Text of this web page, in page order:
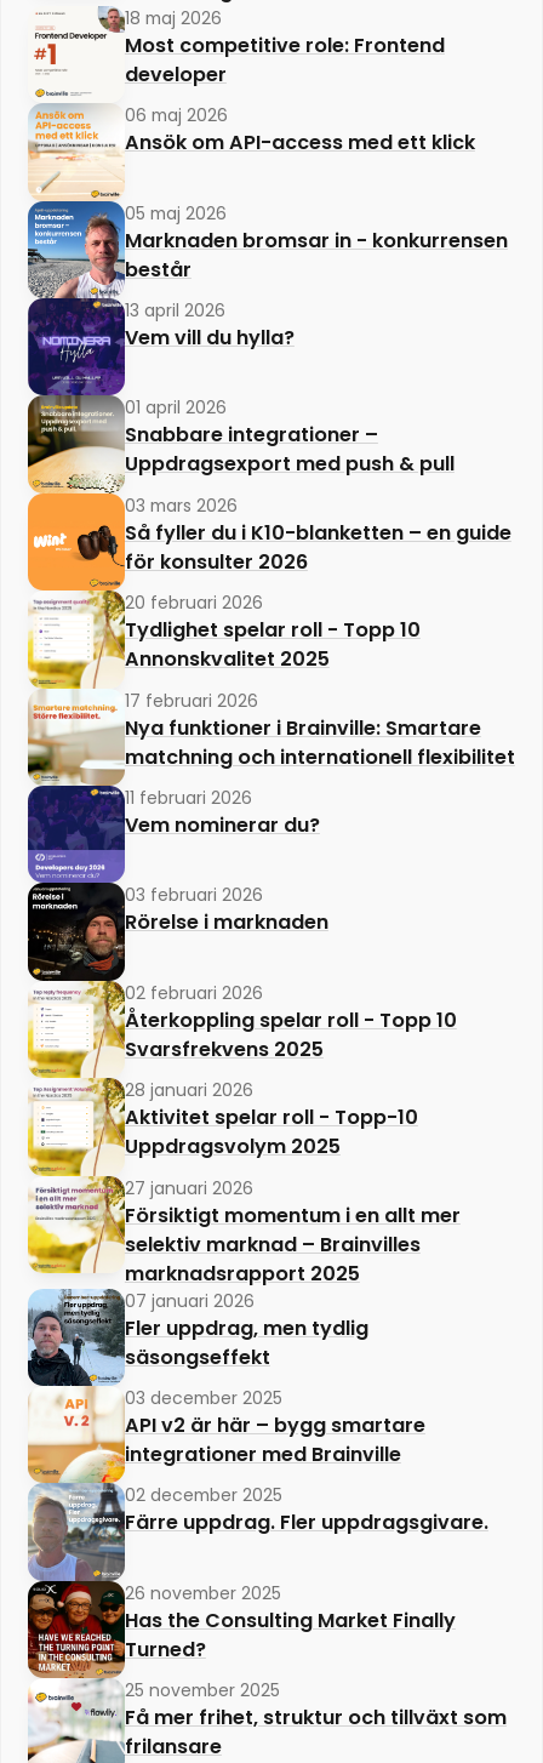
18 maj 2026
Most competitive role: Frontend
developer
06 maj 2026
Ansök om API-access med ett klick
05 maj 2026
Marknaden bromsar in - konkurrensen
består
13 april 2026
Vem vill du hylla?
01 april 2026
Snabbare integrationer –
Uppdragsexport med push & pull
03 mars 2026
Så fyller du i K10-blanketten – en guide
för konsulter 2026
20 februari 2026
Tydlighet spelar roll - Topp 10
Annonskvalitet 2025
17 februari 2026
Nya funktioner i Brainville: Smartare
matchning och internationell flexibilitet
11 februari 2026
Vem nominerar du?
03 februari 2026
Rörelse i marknaden
02 februari 2026
Återkoppling spelar roll - Topp 10
Svarsfrekvens 2025
28 januari 2026
Aktivitet spelar roll - Topp-10
Uppdragsvolym 2025
27 januari 2026
Försiktigt momentum i en allt mer
selektiv marknad – Brainvilles
marknadsrapport 2025
07 januari 2026
Fler uppdrag, men tydlig
säsongseffekt
03 december 2025
API v2 är här – bygg smartare
integrationer med Brainville
02 december 2025
Färre uppdrag. Fler uppdragsgivare.
26 november 2025
Has the Consulting Market Finally
Turned?
25 november 2025
Få mer frihet, struktur och tillväxt som
frilansare